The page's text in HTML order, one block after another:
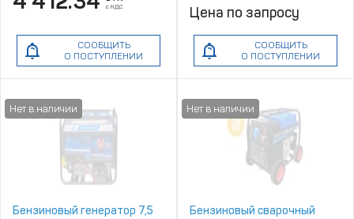
с НДС
СООБЩИТЬ
О ПОСТУПЛЕНИИ
Цена по запросу
СООБЩИТЬ
О ПОСТУПЛЕНИИ
Бензиновый генератор 7,5
Бензиновый сварочный